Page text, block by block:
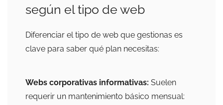
según el tipo de web
Diferenciar el tipo de web que gestionas es
clave para saber qué plan necesitas:
Webs corporativas informativas: Suelen
requerir un mantenimiento básico mensual: